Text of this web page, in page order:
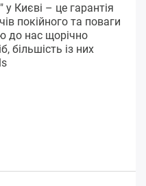
Києві – це гарантія
покійного та поваги
до нас щорічно
більшість із них